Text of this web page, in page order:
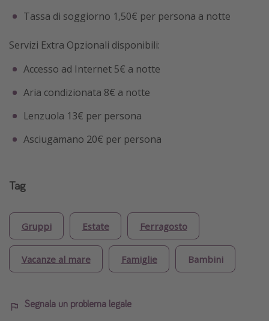
Tassa di soggiorno 1,50€ per persona a notte
Servizi Extra Opzionali disponibili:
Accesso ad Internet 5€ a notte
Aria condizionata 8€ a notte
Lenzuola 13€ per persona
Asciugamano 20€ per persona
Tag
Gruppi Estate Ferragosto
Vacanze al mare Famiglie Bambini
Segnala un problema legale